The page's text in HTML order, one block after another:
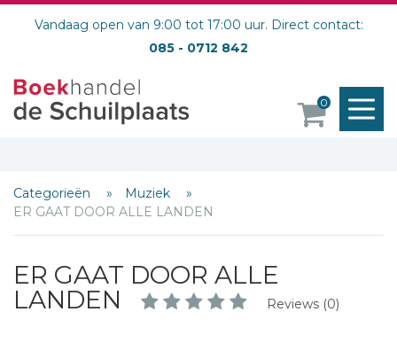
Vandaag open van 9:00 tot 17:00 uur. Direct contact:
085 - 0712 842
0
Categorieën
Muziek
ER GAAT DOOR ALLE LANDEN
ER GAAT DOOR ALLE
LANDEN
Reviews (0)